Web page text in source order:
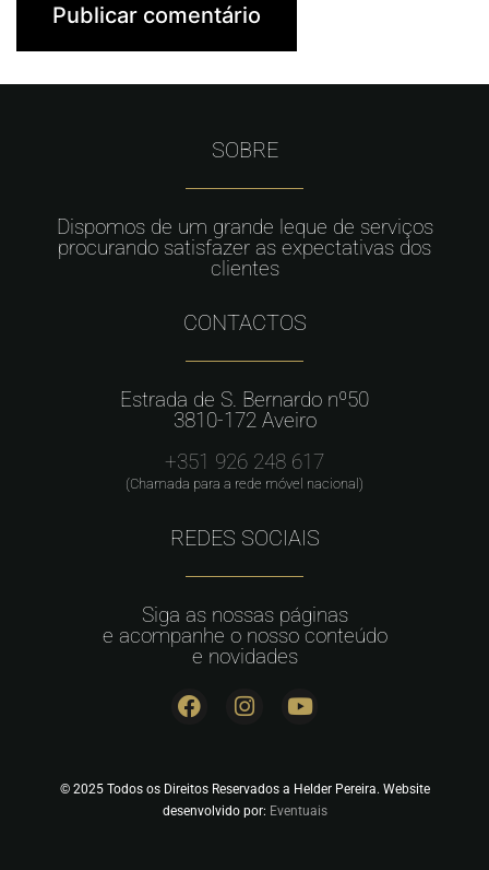
SOBRE
Dispomos de um grande leque de serviços
procurando satisfazer as expectativas dos
clientes
CONTACTOS
Estrada de S. Bernardo nº50
3810-172 Aveiro
+351 926 248 617
(Chamada para a rede móvel nacional)
REDES SOCIAIS
Siga as nossas páginas
e acompanhe o nosso conteúdo
e novidades
© 2025 Todos os Direitos Reservados a Helder Pereira. Website
desenvolvido por: Eventuais